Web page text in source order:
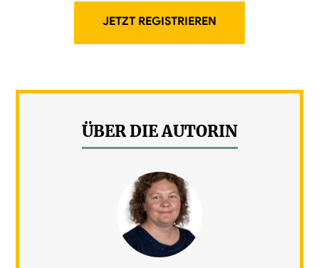
JETZT REGISTRIEREN
ÜBER DIE AUTORIN